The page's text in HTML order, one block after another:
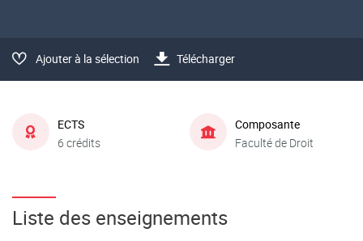
Ajouter à la sélection Télécharger
ECTS
6 crédits
Composante
Faculté de Droit
Liste des enseignements